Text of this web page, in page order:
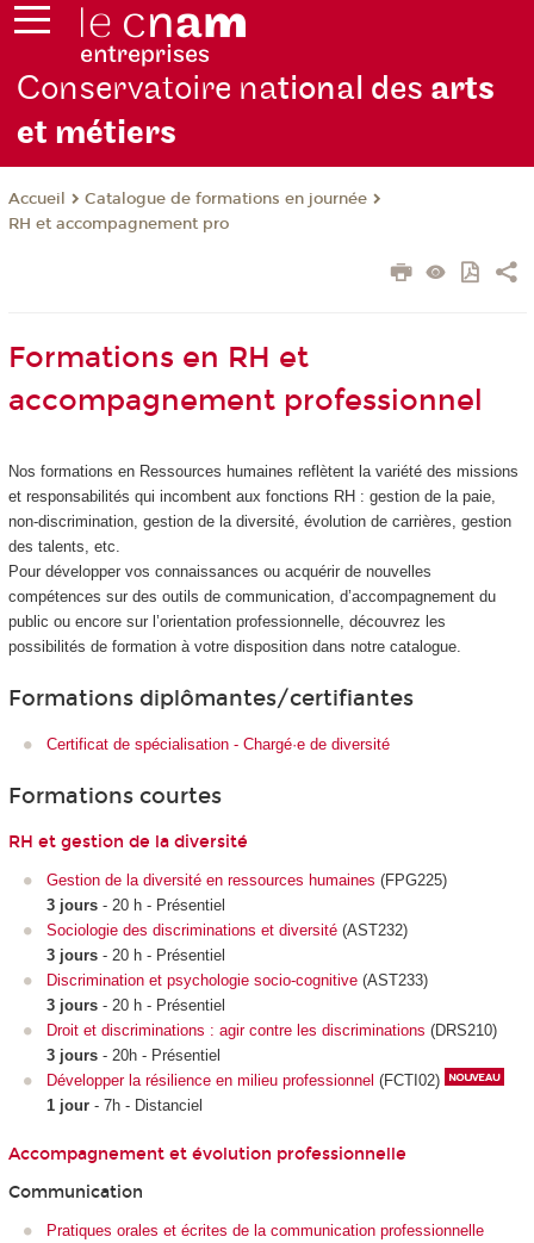
Conservatoire national des arts
et métiers
Accueil
Catalogue de formations en journée
RH et accompagnement pro
Formations en RH et
accompagnement professionnel
Nos formations en Ressources humaines reflètent la variété des missions
et responsabilités qui incombent aux fonctions RH : gestion de la paie,
non-discrimination, gestion de la diversité, évolution de carrières, gestion
des talents, etc.
Pour développer vos connaissances ou acquérir de nouvelles
compétences sur des outils de communication, d’accompagnement du
public ou encore sur l’orientation professionnelle, découvrez les
possibilités de formation à votre disposition dans notre catalogue.
Formations diplômantes/certifiantes
Certificat de spécialisation - Chargé·e de diversité
Formations courtes
RH et gestion de la diversité
Gestion de la diversité en ressources humaines (FPG225)
3 jours - 20 h - Présentiel
Sociologie des discriminations et diversité (AST232)
3 jours - 20 h - Présentiel
Discrimination et psychologie socio-cognitive (AST233)
3 jours - 20 h - Présentiel
Droit et discriminations : agir contre les discriminations (DRS210)
3 jours - 20h - Présentiel
Développer la résilience en milieu professionnel (FCTI02)
1 jour - 7h - Distanciel
Accompagnement et évolution professionnelle
Communication
Pratiques orales et écrites de la communication professionnelle